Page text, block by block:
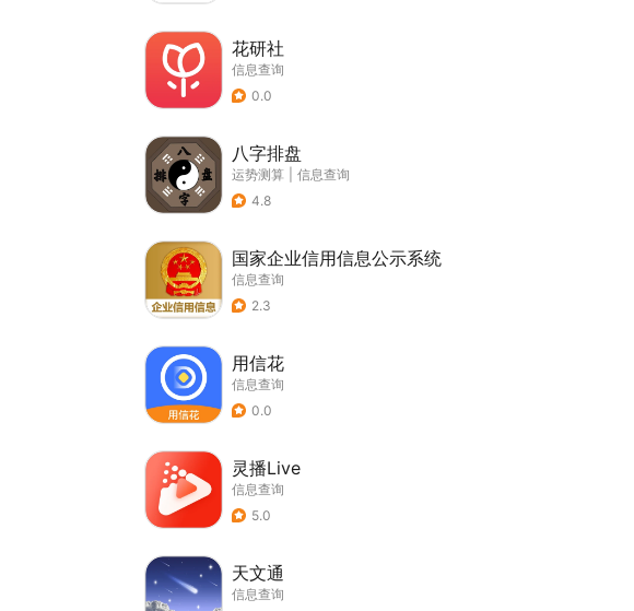
花研社
信息查询
0.0
八字排盘
运势测算
信息查询
4.8
国家企业信用信息公示系统
信息查询
2.3
用信花
信息查询
0.0
灵播Live
信息查询
5.0
天文通
信息查询